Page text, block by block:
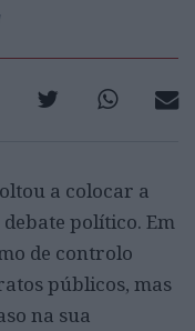
a colocar a
político. Em
de controlo
públicos, mas
na sua